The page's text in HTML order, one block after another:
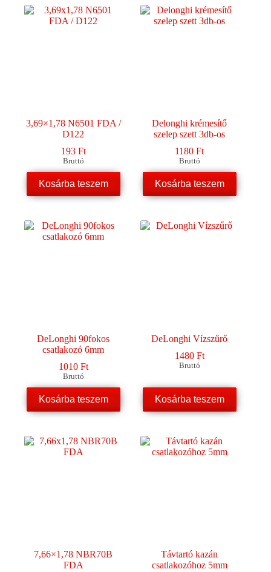
3,69×1,78 N6501 FDA /
D122
193 Ft
Bruttó
Kosárba teszem
Delonghi krémesítő
szelep szett 3db-os
1180Ft
Bruttó
Kosárba teszem
DeLonghi 90fokos
csatlakozó 6mm
1010 Ft
Bruttó
Kosárba teszem
DeLonghi Vízszűrő
1480 Ft
Bruttó
Kosárba teszem
7,66×1,78 NBR70B
FDA
Távtartó kazán
csatlakozóhoz 5mm